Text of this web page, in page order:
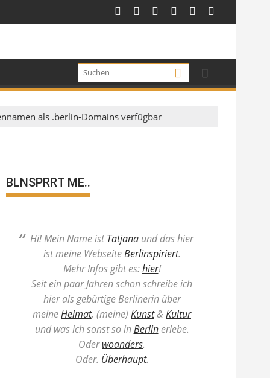
als .berlin-Domains verfügbar
BLNSPRRT ME..
Hi! Mein Name istTatjana und das hier
ist meine WebseiteBerlinspiriert.
Mehr Infos gibt es:hier!
Seit ein paar Jahren schon schreibe ich
hier als gebürtige Berlinerin über
meineHeimat, (meine) Kunst& Kultur
und was ich sonst so inBerlinerlebe.
Oderwoanders.
Oder. Überhaupt.